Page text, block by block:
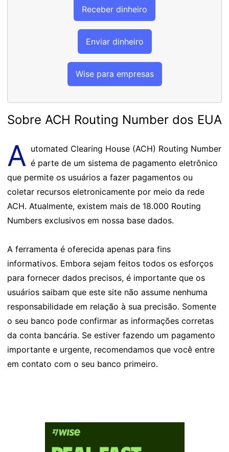
Receber dinheiro
Enviar dinheiro
Wise para empresas
Sobre ACH Routing Number dos EUA
A utomated Clearing House (ACH) Routing Number
é parte de um sistema de pagamento eletrônico
que permite os usuários a fazer pagamentos ou
coletar recursos eletronicamente por meio da rede
ACH. Atualmente, existem mais de 18.000 Routing
Numbers exclusivos em nossa base dados.
A ferramenta é oferecida apenas para fins
informativos. Embora sejam feitos todos os esforços
para fornecer dados precisos, é importante que os
usuários saibam que este site não assume nenhuma
responsabilidade em relação à sua precisão. Somente
o seu banco pode confirmar as informações corretas
da conta bancária. Se estiver fazendo um pagamento
importante e urgente, recomendamos que você entre
em contato com o seu banco primeiro.